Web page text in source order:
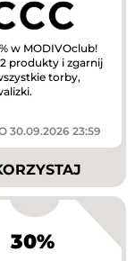
w MODIVOclub!
produkty i zgarnij
torby,
30.09.2026 23:59
30%